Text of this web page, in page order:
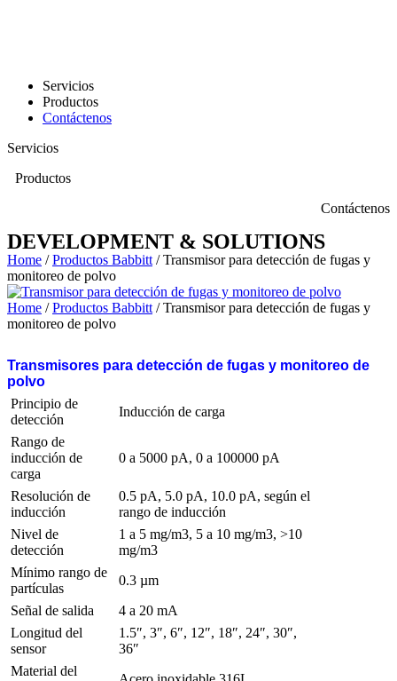
Servicios
Productos
Contáctenos
Servicios
Productos
Contáctenos
DEVELOPMENT & SOLUTIONS
Home /Productos Babbitt / Transmisor para detección de fugas y
monitoreo de polvo
Home /Productos Babbitt / Transmisor para detección de fugas y
monitoreo de polvo
Transmisores para detección de fugas y monitoreo de
polvo
Principio de
detección
Inducción de carga
Rango de
inducción de
carga
0 a 5000 pA, 0 a 100000 pA
Resolución de
inducción
0.5 pA, 5.0 pA, 10.0 pA, según el
rango de inducción
Nivel de
detección
1 a 5 mg/m3, 5 a 10 mg/m3, >10
mg/m3
Mínimo rango de
partículas
0.3 µm
Señal de salida
4 a 20 mA
Longitud del
sensor
1.5″, 3″, 6″, 12″, 18″, 24″, 30″,
36″
Material del